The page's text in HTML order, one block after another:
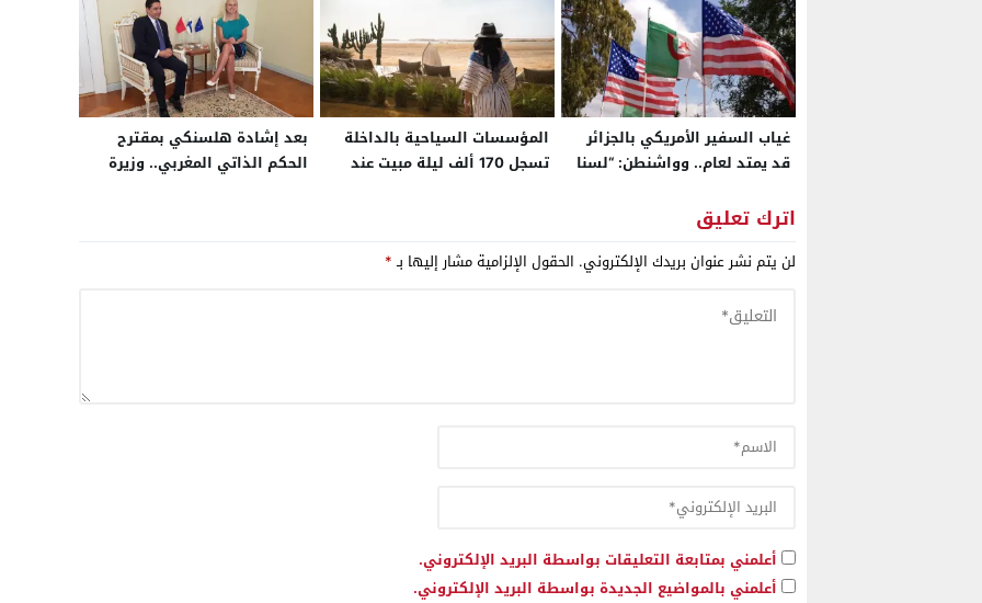
غياب السفير الأمريكي بالجزائر
قد يمتد لعام.. وواشنطن: “لسنا
المؤسسات السياحية بالداخلة
تسجل 170 ألف ليلة مبيت عند
بعد إشادة هلسنكي بمقترح
الحكم الذاتي المغربي.. وزيرة
اترك تعليق
لن يتم نشر عنوان بريدك الإلكتروني. الحقول الإلزامية مشار إليها بـ*
أعلمني بمتابعة التعليقات بواسطة البريد الإلكتروني.
أعلمني بالمواضيع الجديدة بواسطة البريد الإلكتروني.